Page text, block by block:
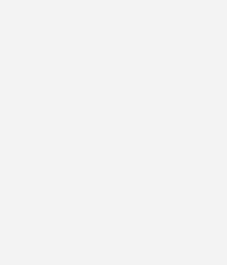
unbedingt rechtzeitig die
die täglich mit dem GEG arbeiten, in
werden – und nicht erst in
Frist, wenn das Gesetz sowieso
vor.
Bafa und KfW
in diesem Jahr besser beurteilt
fünf Beurteilungsstufen von „sehr
Bafa 72 Prozent neutrale bis
und die KfW 95 Prozent (2024: 90